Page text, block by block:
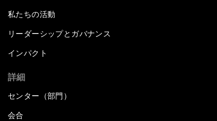
私たちの活動
リーダーシップとガバナンス
インパクト
詳細
センター（部門）
会合